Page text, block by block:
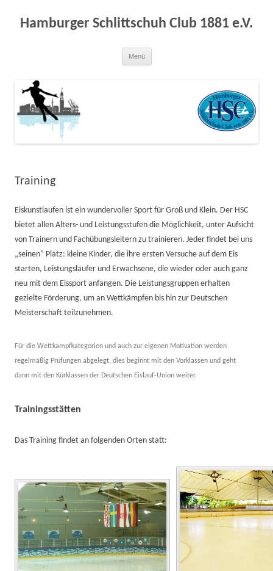
springen
Hamburger Schlittschuh Club 1881 e.V.
Menü
Training
Eiskunstlaufen ist ein wundervoller Sport für Groß und Klein. Der HSC
bietet allen Alters- und Leistungsstufen die Möglichkeit, unter Aufsicht
von Trainern und Fachübungsleitern zu trainieren. Jeder findet bei uns
„seinen“ Platz: kleine Kinder, die ihre ersten Versuche auf dem Eis
starten, Leistungsläufer und Erwachsene, die wieder oder auch ganz
neu mit dem Eissport anfangen. Die Leistungsgruppen erhalten
gezielte Förderung, um an Wettkämpfen bis hin zur Deutschen
Meisterschaft teilzunehmen.
Für die Wettkampfkategorien und auch zur eigenen Motivation werden
regelmäßig Prüfungen abgelegt, dies beginnt mit den Vorklassen und geht
dann mit den Kürklassen der Deutschen Eislauf-Union weiter.
Trainingsstätten
Das Training findet an folgenden Orten statt: